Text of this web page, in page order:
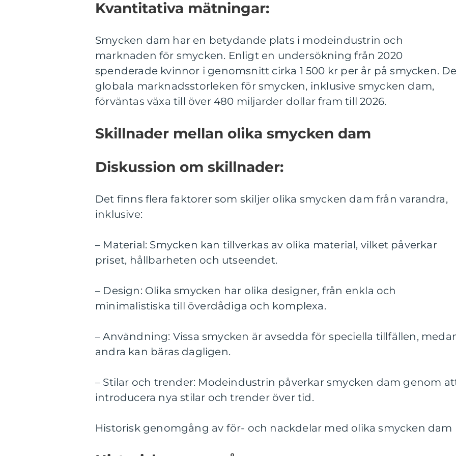
Kvantitativa mätningar:
Smycken dam har en betydande plats i modeindustrin och
marknaden för smycken. Enligt en undersökning från 2020
spenderade kvinnor i genomsnitt cirka 1 500 kr per år på smycken.
globala marknadsstorleken för smycken, inklusive smycken dam,
förväntas växa till över 480 miljarder dollar fram till 2026.
Skillnader mellan olika smycken dam
Diskussion om skillnader:
Det finns flera faktorer som skiljer olika smycken dam från varandra,
inklusive:
– Material: Smycken kan tillverkas av olika material, vilket påverkar
priset, hållbarheten och utseendet.
– Design: Olika smycken har olika designer, från enkla och
minimalistiska till överdådiga och komplexa.
– Användning: Vissa smycken är avsedda för speciella tillfällen,
andra kan bäras dagligen.
– Stilar och trender: Modeindustrin påverkar smycken dam genom
introducera nya stilar och trender över tid.
Historisk genomgång av för- och nackdelar med olika smycken dam